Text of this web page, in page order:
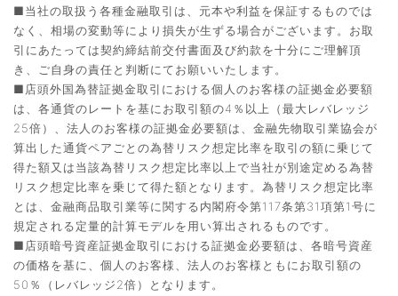
■当社の取扱う各種金融取引は、元本や利益を保証するものでは
なく、相場の変動等により損失が生ずる場合がございます。お取
引にあたっては契約締結前交付書面及び約款を十分にご理解頂
き、ご自身の責任と判断にてお願いいたします。
■店頭外国為替証拠金取引における個人のお客様の証拠金必要額
は、各通貨のレートを基にお取引額の4％以上（最大レバレッジ
25倍）、法人のお客様の証拠金必要額は、金融先物取引業協会が
算出した通貨ペアごとの為替リスク想定比率を取引の額に乗じて
得た額又は当該為替リスク想定比率以上で当社が別途定める為替
リスク想定比率を乗じて得た額となります。為替リスク想定比率
とは、金融商品取引業等に関する内閣府令第117条第31項第1号に
規定される定量的計算モデルを用い算出されるものです。
■店頭暗号資産証拠金取引における証拠金必要額は、各暗号資産
の価格を基に、個人のお客様、法人のお客様ともにお取引額の
50％（レバレッジ2倍）となります。